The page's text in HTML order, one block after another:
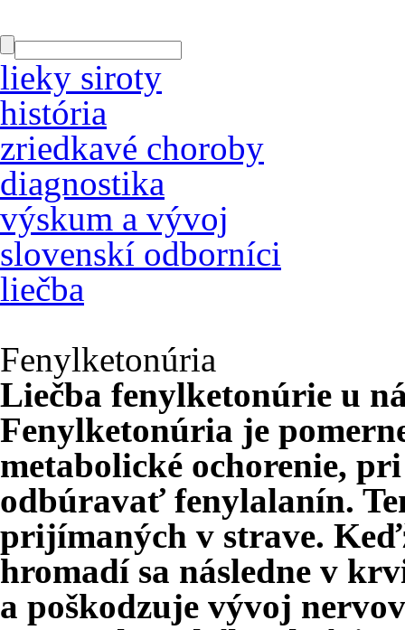
lieky siroty
história
zriedkavé choroby
diagnostika
výskum a vývoj
slovenskí odborníci
liečba
Fenylketonúria
Liečba fenylketonúrie u
Fenylketonúria je
metabolické ochorenie,
odbúravať fenylalanín.
prijímaných v strave.
hromadí sa následne v
a poškodzuje vývoj